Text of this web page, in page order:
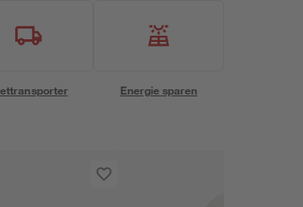
Energie sparen